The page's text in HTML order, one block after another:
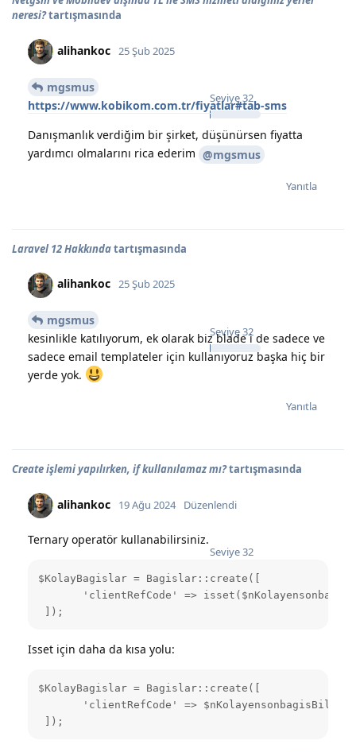
neresi?tartışmasında
alihankoc
Seviye32
25 Şub 2025
mgsmus
https://www.kobikom.com.tr/fiyatlar#tab-sms
Danışmanlık verdiğim bir şirket, düşünürsen fiyatta
yardımcı olmalarını rica ederim @mgsmus
Yanıtla
Laravel 12 Hakkındatartışmasında
alihankoc
Seviye32
25 Şub 2025
mgsmus
kesinlikle katılıyorum, ek olarak biz blade i de sadece ve
sadece email templateler için kullanıyoruz başka hiç bir
yerde yok.
Yanıtla
Create işlemi yapılırken, if kullanılamaz mı?tartışmasında
alihankoc
Seviye32
19 Ağu 2024 Düzenlendi
Ternary operatör kullanabilirsiniz.
$KolayBagislar = Bagislar::create([
'clientRefCode' =>
]);
Isset için daha da kısa yolu:
$KolayBagislar = Bagislar::create([
'clientRefCode' =>
]);